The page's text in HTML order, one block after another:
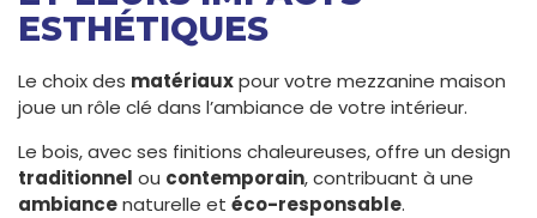
ESTHÉTIQUES
Le choix des matériauxpour votre mezzanine maison
joue un rôle clé dans l’ambiance de votre intérieur.
Le bois, avec ses finitions chaleureuses, offre un design
traditionnel ou contemporain, contribuant à une
ambiancenaturelle et éco-responsable.